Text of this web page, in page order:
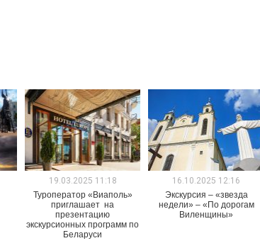
19.03.2025 11:18
Туроператор «Виаполь»
приглашает на
презентацию
экскурсионных программ по
Беларуси
16.10.2025 12:16
Экскурсия – «звезда
недели» – «По дорогам
Виленщины»